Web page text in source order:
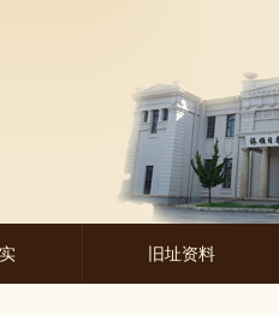
旧址资料